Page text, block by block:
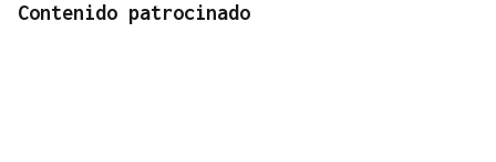
Contenido patrocinado